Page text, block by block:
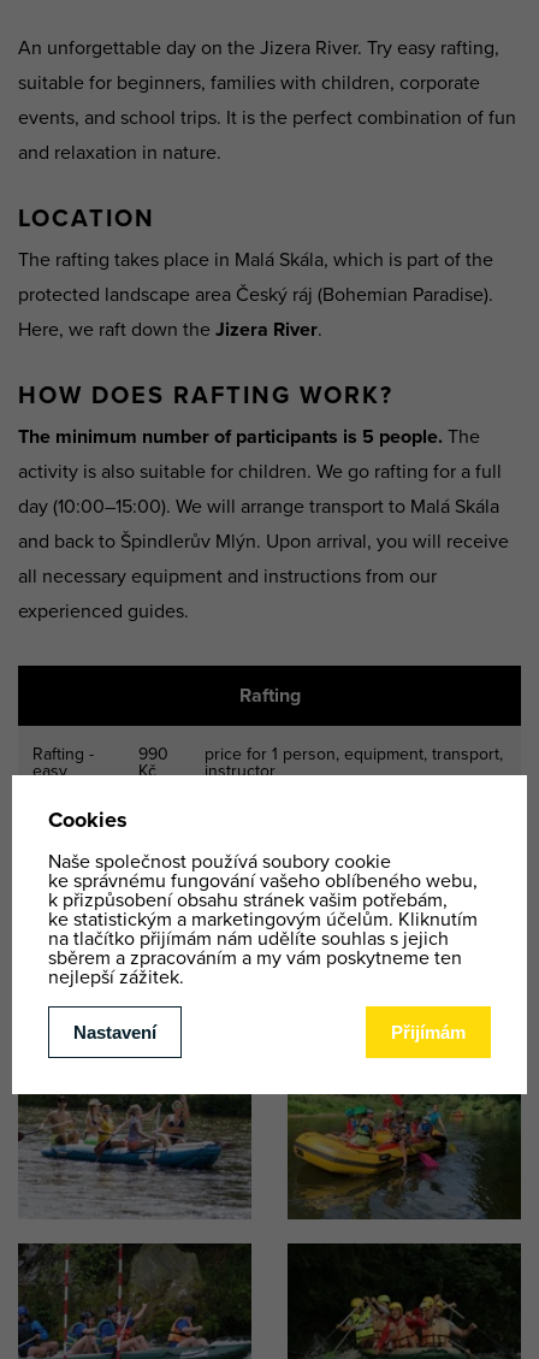
An unforgettable day on the Jizera River. Try easy rafting,
suitable for beginners, families with children, corporate
events, and school trips. It is the perfect combination of fun
and relaxation in nature.
LOCATION
The rafting takes place in Malá Skála, which is part of the
protected landscape area Český ráj (Bohemian Paradise).
Here, we raft down the Jizera River.
HOW DOES RAFTING WORK?
The minimum number of participants is 5 people. The
activity is also suitable for children. We go rafting for a full
day (10:00–15:00). We will arrange transport to Malá Skála
and back to Špindlerův Mlýn. Upon arrival, you will receive
all necessary equipment and instructions from our
experienced guides.
Rafting
Rafting -
easy
990
Kč
price for 1 person, equipment, transport,
instructor
Paintball is avery popular team-building activity
companies. The price is calculated based on the
complexity of the event and the client’s specific
requirements.